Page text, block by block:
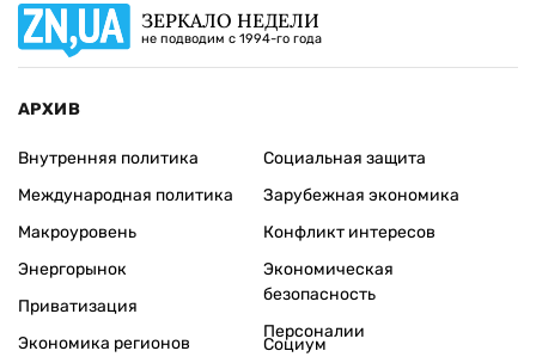
ЗЕРКАЛО НЕДЕЛИ
не подводим с 1994-го года
АРХИВ
Внутренняя политика
Международная политика
Макроуровень
Энергорынок
Приватизация
Экономика регионов
Социальная защита
Зарубежная экономика
Конфликт интересов
Экономическая
безопасность
Персоналии
Социум